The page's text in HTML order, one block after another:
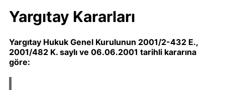
Yargıtay Kararları
Yargıtay Hukuk Genel Kurulunun 2001/2-432 E.,
2001/482 K. saylı ve 06.06.2001 tarihli kararına
göre: